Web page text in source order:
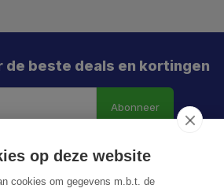
de beste deals en kortingen
Abonneer
op deze website
cookies om gegevens m.b.t. de